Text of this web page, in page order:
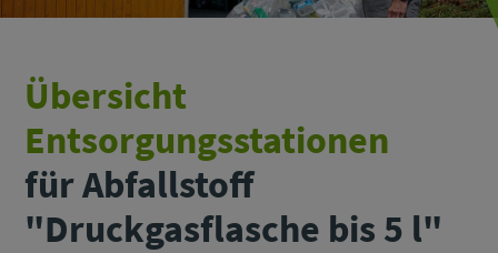
Übersicht
Entsorgungsstationen
für Abfallstoff
"Druckgasflasche bis 5 l"